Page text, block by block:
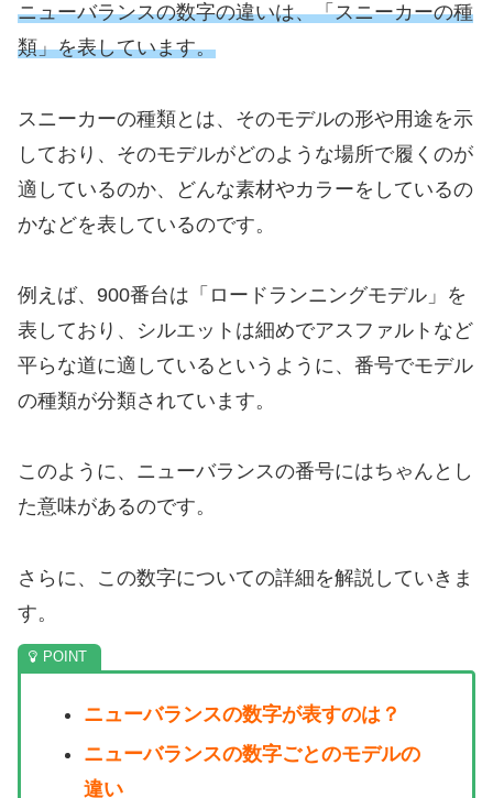
ニューバランスの数字の違いは、「スニーカーの種
類」を表しています。
スニーカーの種類とは、そのモデルの形や用途を示
しており、そのモデルがどのような場所で履くのが
適しているのか、どんな素材やカラーをしているの
かなどを表しているのです。
例えば、900番台は「ロードランニングモデル」を
表しており、シルエットは細めでアスファルトなど
平らな道に適しているというように、番号でモデル
の種類が分類されています。
このように、ニューバランスの番号にはちゃんとし
た意味があるのです。
さらに、この数字についての詳細を解説していきま
す。
ニューバランスの数字が表すのは？
ニューバランスの数字ごとのモデルの
違い